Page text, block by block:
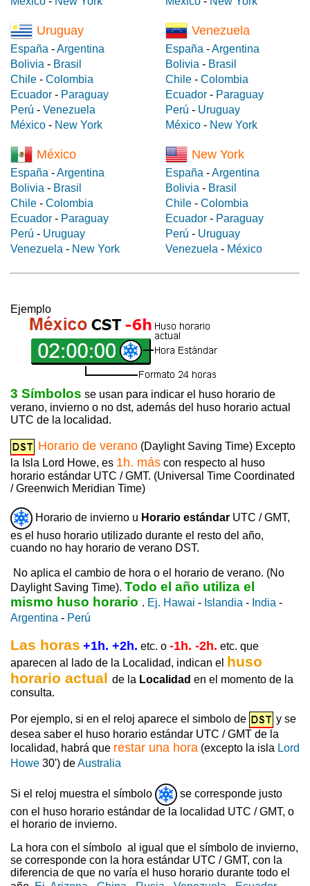
Uruguay
España -Argentina
Bolivia - Brasil
Chile - Colombia
Ecuador - Paraguay
Perú - Venezuela
México - New York
Venezuela
España -Argentina
Bolivia - Brasil
Chile - Colombia
Ecuador - Paraguay
Perú - Uruguay
México - New York
México
España -Argentina
Bolivia - Brasil
Chile - Colombia
Ecuador - Paraguay
Perú - Uruguay
Venezuela - New York
New York
España -Argentina
Bolivia - Brasil
Chile - Colombia
Ecuador - Paraguay
Perú - Uruguay
Venezuela - México
Ejemplo
3 Símbolos se usan para indicar el huso horario de
verano, invierno o no dst, además del huso horario actual
UTC de la localidad.
Horario de verano (Daylight Saving Time) Excepto
la Isla Lord Howe, es 1h. más con respecto al huso
horario estándar UTC / GMT. (Universal Time Coordinated
/ Greenwich Meridian Time)
Horario de invierno u Horario estándar UTC / GMT,
es el huso horario utilizado durante el resto del año,
cuando no hay horario de verano DST.
No aplica el cambio de hora o el horario de verano. (No
Daylight Saving Time). Todo el año utiliza el
mismo huso horario . Ej. Hawai - Islandia - India -
Argentina - Perú
Las horas +1h. +2h. etc. o -1h. -2h. etc. que
aparecen al lado de la Localidad, indican el huso
horario actual de la Localidad en el momento de la
consulta.
Por ejemplo, si en el reloj aparece el simbolo de
y se
desea saber el huso horario estándar UTC / GMT de la
localidad, habrá que restar una hora (excepto la isla Lord
Howe 30') deAustralia
Si el reloj muestra el símbolo
se corresponde justo
con el huso horario estándar de la localidad UTC / GMT, o
el horario de invierno.
La hora con el símbolo al igual que el símbolo de invierno,
se corresponde con la hora estándar UTC / GMT, con la
diferencia de que no varía el huso horario durante todo el